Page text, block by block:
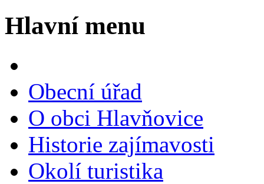
Hlavní menu
Obecní úřad
O obci Hlavňovice
Historie zajímavosti
Okolí turistika